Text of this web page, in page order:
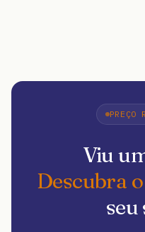
PREÇO
Viu
Descubra
seu